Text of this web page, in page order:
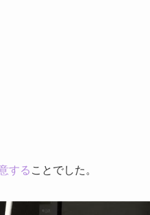
することでした。